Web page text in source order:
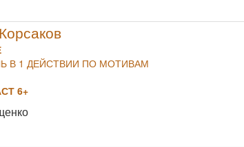
В 1 ДЕЙСТВИИ ПО МОТИВАМ
6+